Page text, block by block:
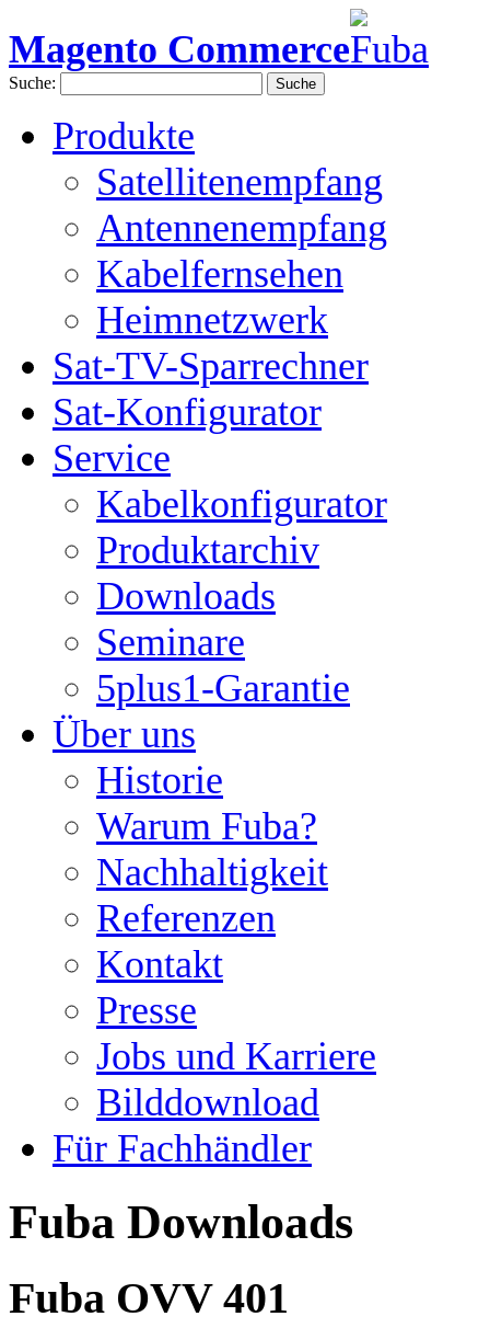
Magento Commerce
Suche: Suche
Produkte
Satellitenempfang
Antennenempfang
Kabelfernsehen
Heimnetzwerk
Sat-TV-Sparrechner
Sat-Konfigurator
Service
Kabelkonfigurator
Produktarchiv
Downloads
Seminare
5plus1-Garantie
Über uns
Historie
Warum Fuba?
Nachhaltigkeit
Referenzen
Kontakt
Presse
Jobs und Karriere
Bilddownload
Für Fachhändler
Fuba Downloads
Fuba OVV 401